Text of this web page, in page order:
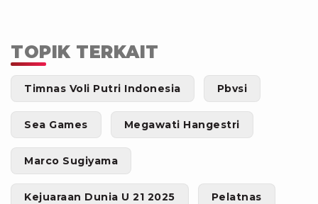
TOPIK TERKAIT
Timnas Voli Putri Indonesia Pbvsi
Sea Games Megawati Hangestri
Marco Sugiyama
Kejuaraan Dunia U 21 2025 Pelatnas